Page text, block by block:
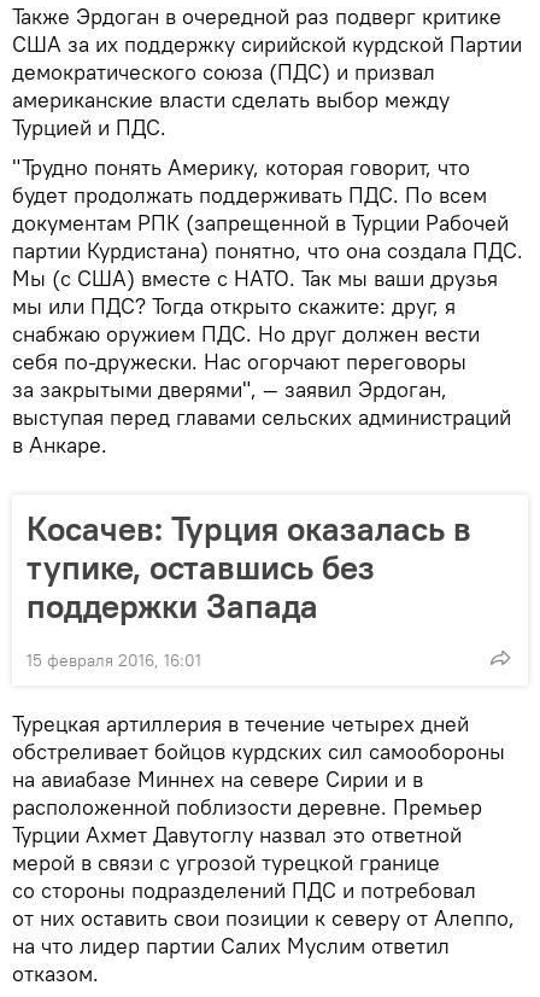
Также Эрдоган в очередной раз подверг критике
США за их поддержку сирийской курдской Партии
демократического союза (ПДС) и призвал
американские власти сделать выбор между
Турцией и ПДС.
"Трудно понять Америку, которая говорит, что
будет продолжать поддерживать ПДС. По всем
документам РПК (запрещенной в Турции Рабочей
партии Курдистана) понятно, что она создала ПДС.
Мы (с США) вместе с НАТО. Так мы ваши друзья
мы или ПДС? Тогда открыто скажите: друг, я
снабжаю оружием ПДС. Но друг должен вести
себя по-дружески. Нас огорчают переговоры
за закрытыми дверями", — заявил Эрдоган,
выступая перед главами сельских администраций
в Анкаре.
Косачев: Турция оказалась в
тупике, оставшись без
поддержки Запада
15 февраля 2016, 16:01
Турецкая артиллерия в течение четырех дней
обстреливает бойцов курдских сил самообороны
на авиабазе Миннех на севере Сирии и в
расположенной поблизости деревне. Премьер
Турции Ахмет Давутоглу назвал это ответной
мерой в связи с угрозой турецкой границе
со стороны подразделений ПДС и потребовал
от них оставить свои позиции к северу от Алеппо,
на что лидер партии Салих Муслим ответил
отказом.